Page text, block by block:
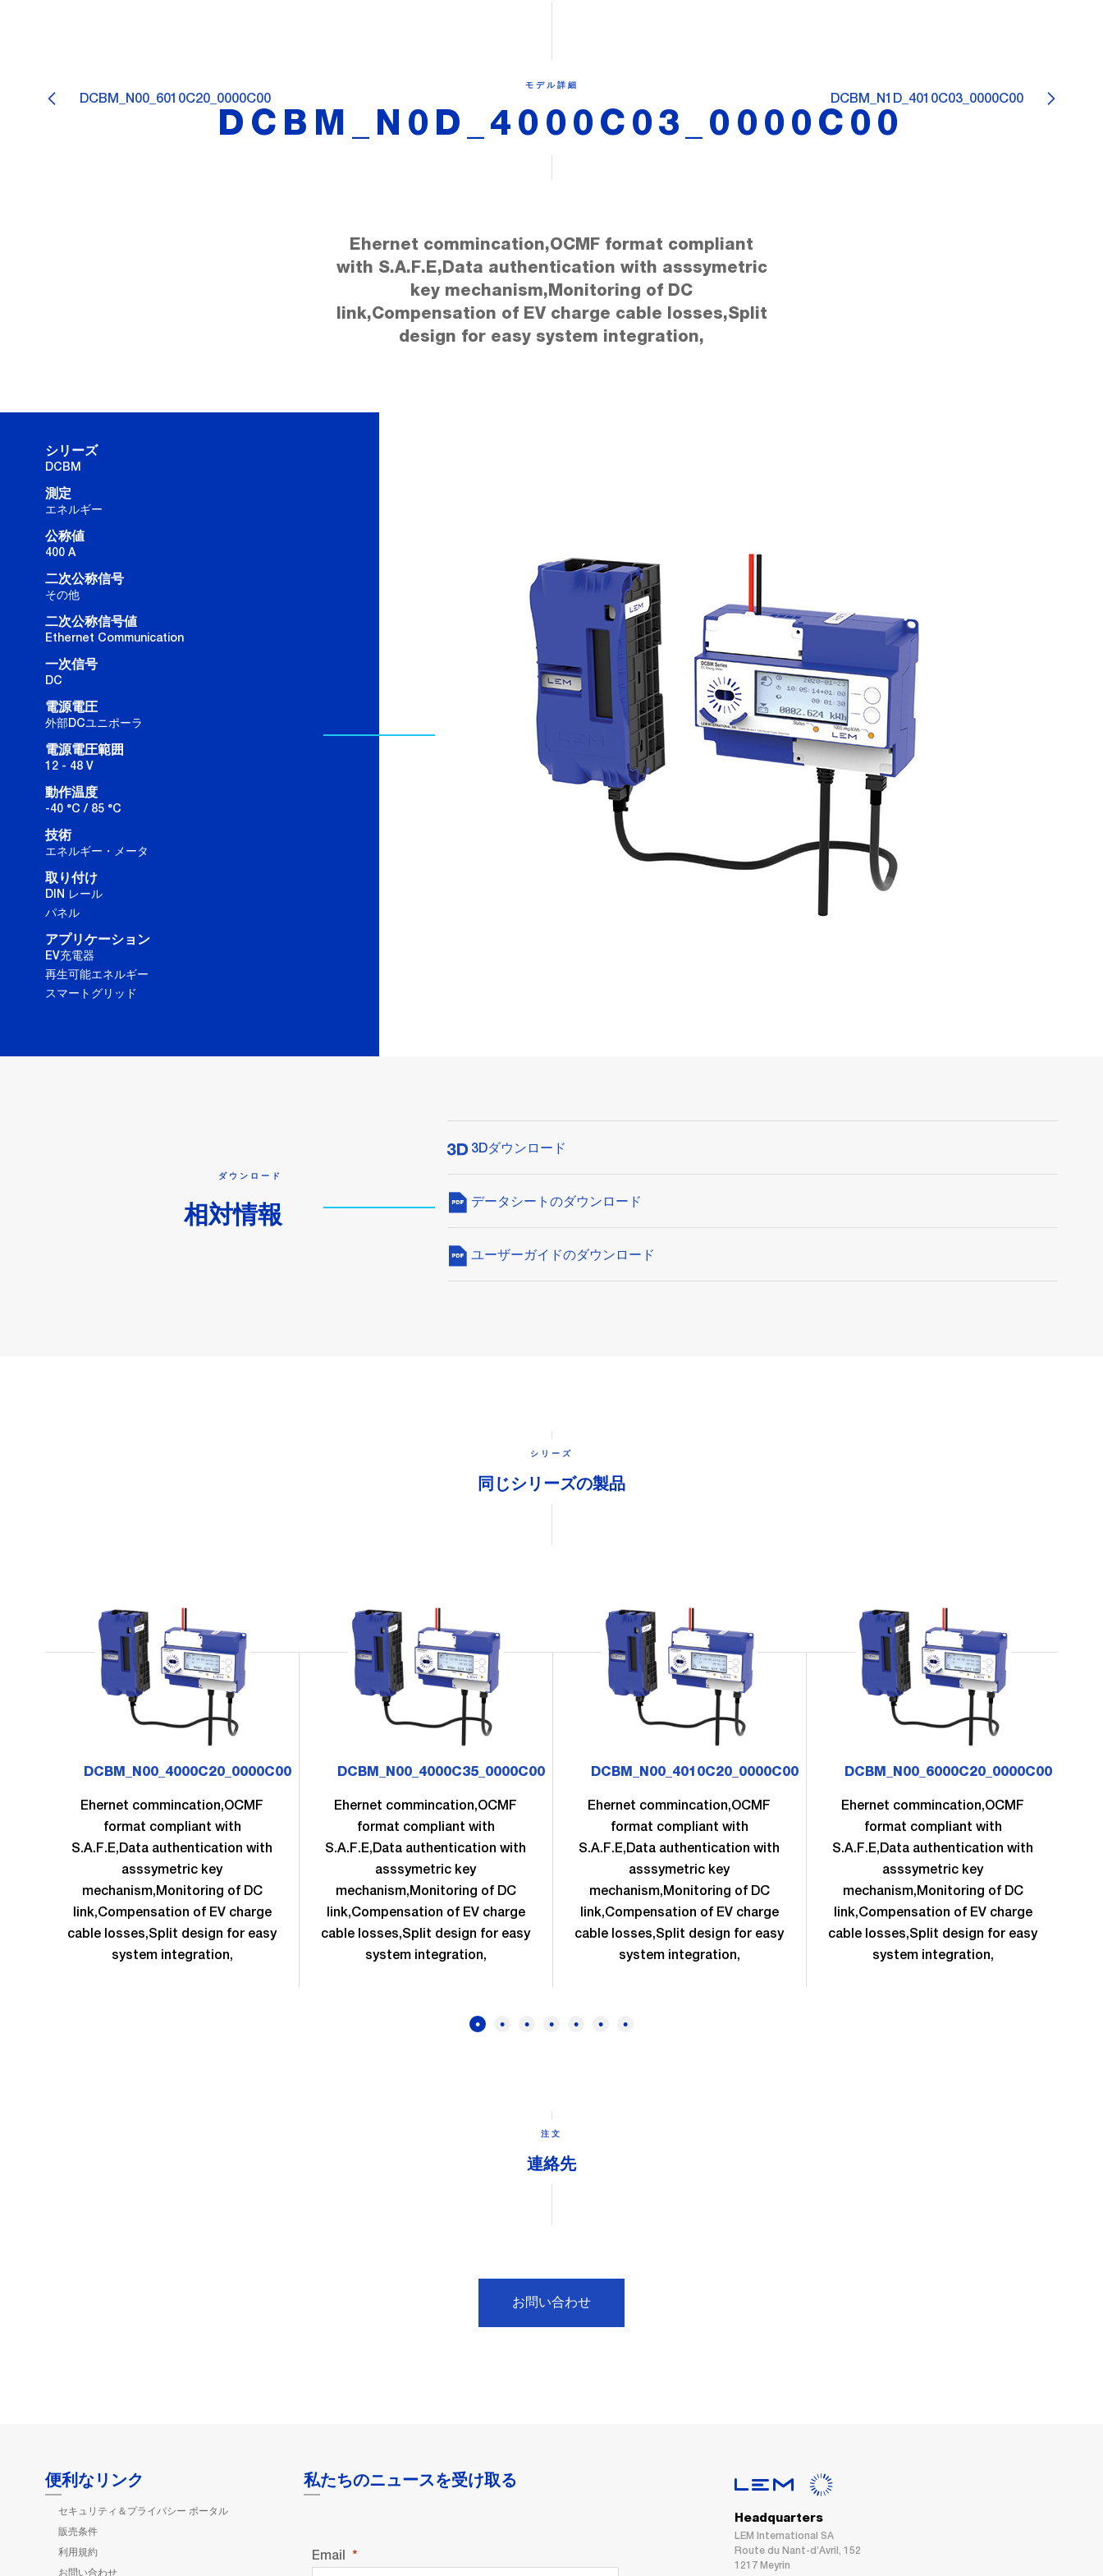
DCBM_N00_6010C20_0000C00 DCBM_N1D_4010C03_0000C00
モデル詳細
DCBM_N0D_4000C03_0000C00
Ehernet commincation,OCMF format compliant
with S.A.F.E,Data authentication with asssymetric
key mechanism,Monitoring of DC
link,Compensation of EV charge cable losses,Split
design for easy system integration,
シリーズ
DCBM
測定
エネルギー
公称値
400 A
二次公称信号
その他
二次公称信号値
Ethernet Communication
一次信号
DC
電源電圧
外部DCユニポーラ
電源電圧範囲
12 - 48 V
動作温度
-40 °C / 85 °C
技術
エネルギー・メータ
取り付け
DIN レール
パネル
アプリケーション
EV充電器
再生可能エネルギー
スマートグリッド
ダウンロード
相対情報
3Dダウンロード
データシートのダウンロード
ユーザーガイドのダウンロード
シリーズ
同じシリーズの製品
DCBM_N00_4000C20_0000C00
Ehernet commincation,OCMF
format compliant with
S.A.F.E,Data authentication with
asssymetric key
mechanism,Monitoring of DC
link,Compensation of EV charge
cable losses,Split design for easy
system integration,
DCBM_N00_4000C35_0000C00
Ehernet commincation,OCMF
format compliant with
S.A.F.E,Data authentication with
asssymetric key
mechanism,Monitoring of DC
link,Compensation of EV charge
cable losses,Split design for easy
system integration,
DCBM_N00_4010C20_0000C00
Ehernet commincation,OCMF
format compliant with
S.A.F.E,Data authentication with
asssymetric key
mechanism,Monitoring of DC
link,Compensation of EV charge
cable losses,Split design for easy
system integration,
DCBM_N00_6000C20_0000C00
Ehernet commincation,OCMF
format compliant with
S.A.F.E,Data authentication with
asssymetric key
mechanism,Monitoring of DC
link,Compensation of EV charge
cable losses,Split design for easy
system integration,
注文
連絡先
お問い合わせ
便利なリンク
セキュリティ＆プライバシー ポータル
販売条件
利用規約
お問い合わせ
私たちのニュースを受け取る
Email
Headquarters
LEM International SA
Route du Nant-d’Avril, 152
1217 Meyrin